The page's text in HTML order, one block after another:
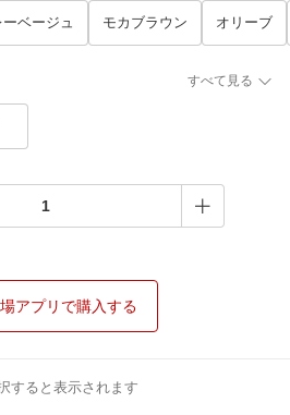
ーベージュ モカブラウン オリーブ
すべて見る
アプリで購入する
すると表示されます